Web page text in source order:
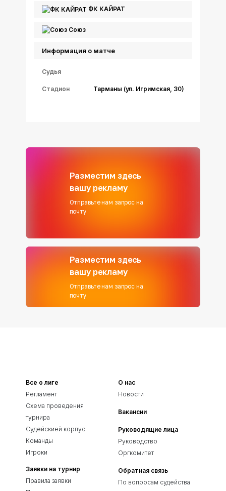
ФК КАЙРАТ
Союз
Информация о матче
Судья
Стадион Тарманы (ул. Игримская, 30)
Разместим здесь
вашу рекламу
Отправьте нам запрос на
почту
Разместим здесь
вашу рекламу
Отправьте нам запрос на
почту
Все о лиге
Регламент
Схема проведения
турнира
Судейскией корпус
Команды
Игроки
Заявки на турнир
Правила заявки
О нас
Новости
Вакансии
Руководящие лица
Руководство
Оргкомитет
Обратная связь
По вопросам судейства